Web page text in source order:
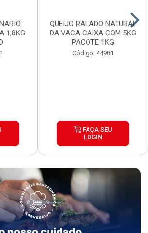
1,8KG
QUEIJO RALADO NATURAL
DA VACA CAIXA COM 5KG
PACOTE 1KG
Código: 44981
FAÇA SEU
LOGIN